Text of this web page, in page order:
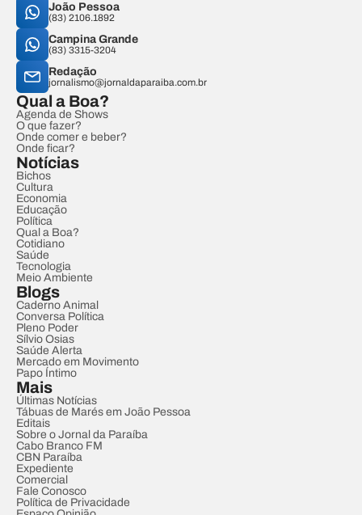
João Pessoa
(83) 2106.1892
Campina Grande
(83) 3315-3204
Redação
jornalismo@jornaldaparaiba.com.br
Qual a Boa?
Agenda de Shows
O que fazer?
Onde comer e beber?
Onde ficar?
Notícias
Bichos
Cultura
Economia
Educação
Política
Qual a Boa?
Cotidiano
Saúde
Tecnologia
Meio Ambiente
Blogs
Caderno Animal
Conversa Política
Pleno Poder
Sílvio Osias
Saúde Alerta
Mercado em Movimento
Papo Íntimo
Mais
Últimas Notícias
Tábuas de Marés em João Pessoa
Editais
Sobre o Jornal da Paraíba
Cabo Branco FM
CBN Paraíba
Expediente
Comercial
Fale Conosco
Política de Privacidade